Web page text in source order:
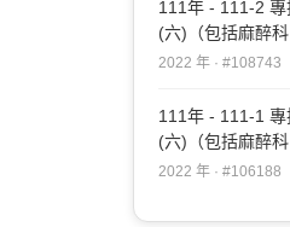
111年 - 111-2
(六)（包括麻醉
產科、復健科等
2022 年 · #108743
111年 - 111-1
(六)（包括麻醉
產科、復健科等
2022 年 · #106188